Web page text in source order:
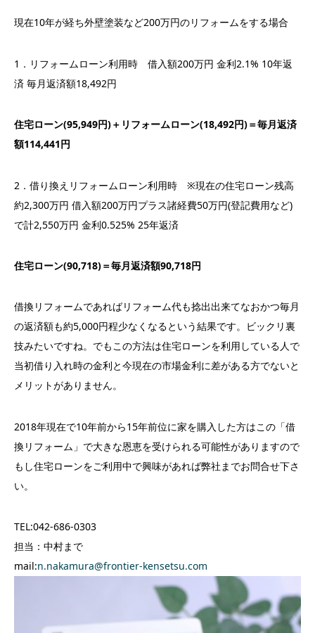
現在10年が経ち外壁塗装など200万円のリフォームをする場合
1．リフォームローン利用時 借入額200万円 金利2.1% 10年返
済 毎月返済額18,492円
住宅ローン(95,949円)＋リフォームローン(18,492円)＝毎月返済
額114,441円
2．借り換えリフォームローン利用時 ※現在の住宅ローン残高
約2,300万円 借入額200万円プラス諸経費50万円(登記費用など)
で計2,550万円 金利0.525% 25年返済
住宅ローン(90,718)＝毎月返済額90,718円
借換リフォームであればリフォーム代も捻出出来てなおかつ毎月
の返済額も約5,000円程少なくなるという結果です。ビックリ裏
技みたいですね。でもこの方法は住宅ローンを利用している人で
当初借り入れ時の金利と今現在の市場金利に差がある方でないと
メリットがありません。
2018年現在で10年前から15年前位に家を購入した方はこの「借
換リフォーム」で大きな恩恵を受けられる可能性がありますので
もし住宅ローンをご利用中で興味があれば弊社までお問合せ下さ
い。
TEL:042-686-0303
担当：中村まで
mail:n.nakamura@frontier-kensetsu.com